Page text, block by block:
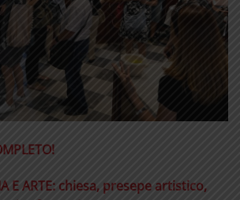
E ARTE: chiesa, presepe artistico,